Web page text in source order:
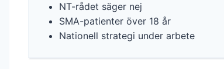
NT-rådet säger nej
SMA-patienter över 18 år
Nationell strategi under arbete